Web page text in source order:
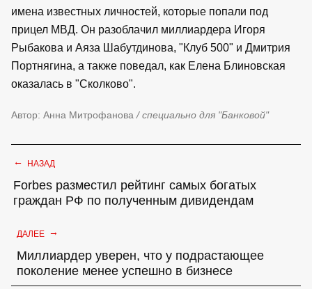
имена известных личностей, которые попали под
прицел МВД. Он разоблачил миллиардера Игоря
Рыбакова и Аяза Шабутдинова, "Клуб 500" и Дмитрия
Портнягина, а также поведал, как Елена Блиновская
оказалась в "Сколково".
Автор: Анна Митрофанова / специально для "Банковой"
← НАЗАД
Forbes разместил рейтинг самых богатых
граждан РФ по полученным дивидендам
ДАЛЕЕ →
Миллиардер уверен, что у подрастающее
поколение менее успешно в бизнесе